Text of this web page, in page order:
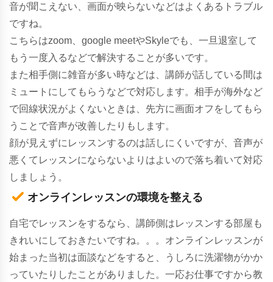
音が聞こえない、画面が映らないなどはよくあるトラブル
ですね。
こちらはzoom、google meetやSkyleでも、一旦退室して
もう一度入るなどで解決することが多いです。
また相手側に雑音が多い時などは、講師が話している間は
ミュートにしてもらうなどで対応します。相手が海外など
で回線状況がよくないときは、先方に画面オフをしてもら
うことで音声が改善したりもします。
顔が見えずにレッスンするのは話しにくいですが、音声が
悪くてレッスンにならないよりはよいので落ち着いて対応
しましょう。
オンラインレッスンの環境を整える
自宅でレッスンをするなら、講師側はレッスンする部屋も
きれいにしておきたいですね。。。オンラインレッスンが
始まった当初は面談などをすると、うしろに洗濯物がかか
っていたりしたことがありました。一応お仕事ですから教